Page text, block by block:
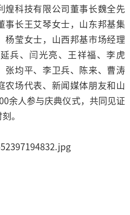
煌科技有限公司董事长魏全先
事长王艾琴女士，山东邦基集
杨莹女士，山西邦基市场经理
兵、闫光亮、王祥福、李虎
张均平、李卫兵、陈来、曹涛
农场代表、新闻媒体朋友和山
余人参与庆典仪式，共同见证
。